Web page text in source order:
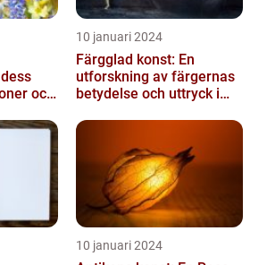
och
10 januari 2024
Färgglad konst: En
utforskning av färgernas
betydelse och uttryck i
10 januari 2024